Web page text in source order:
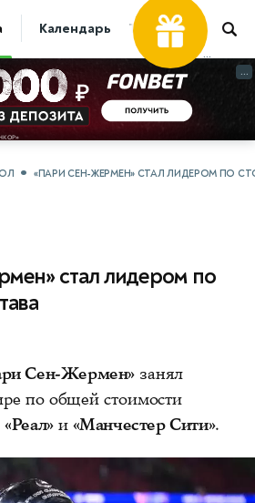
Календарь Таблица
...
...
«ПАРИ СЕН-ЖЕРМЕН» СТАЛ ЛИДЕРОМ ПО
стал лидером по
Сен-Жермен» занял
по общей стоимости
«Реал»и «Манчестер Сити».